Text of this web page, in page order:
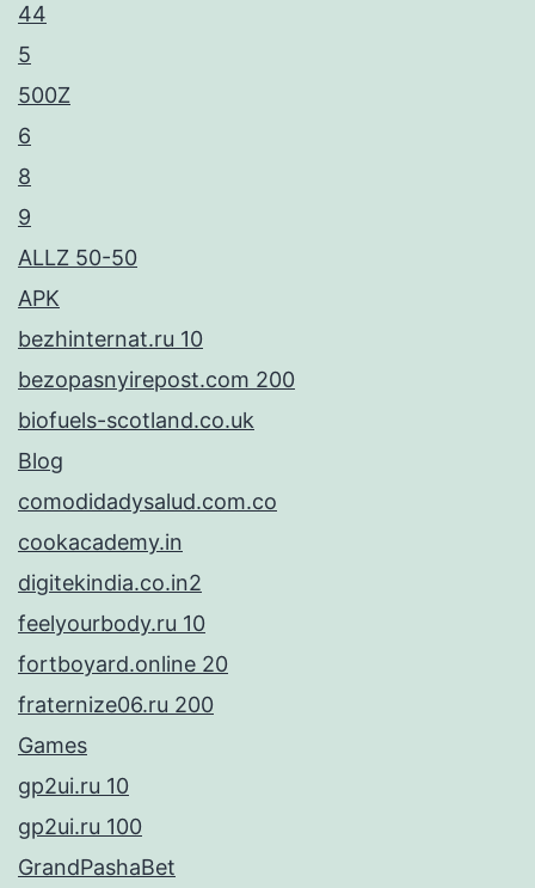
44
5
500Z
6
8
9
ALLZ 50-50
APK
bezhinternat.ru 10
bezopasnyirepost.com 200
biofuels-scotland.co.uk
Blog
comodidadysalud.com.co
cookacademy.in
digitekindia.co.in2
feelyourbody.ru 10
fortboyard.online 20
fraternize06.ru 200
Games
gp2ui.ru 10
gp2ui.ru 100
GrandPashaBet